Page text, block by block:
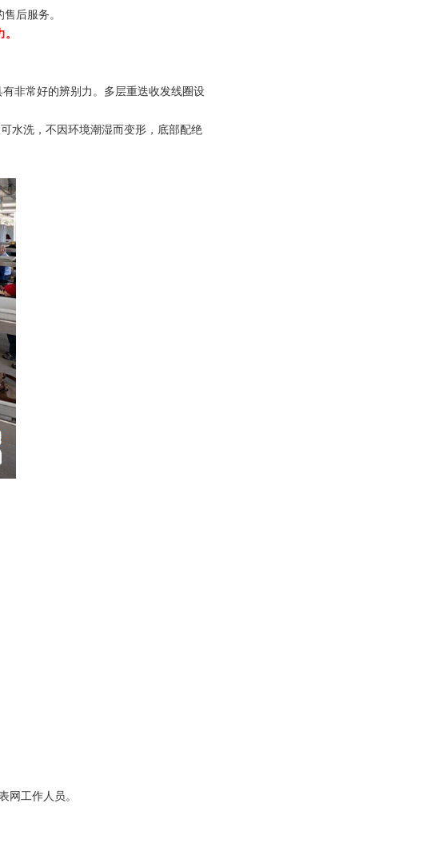
后服务。
非常好的辨别力。多层重迭收发线圈设
水洗，不因环境潮湿而变形，底部配绝
网工作人员。